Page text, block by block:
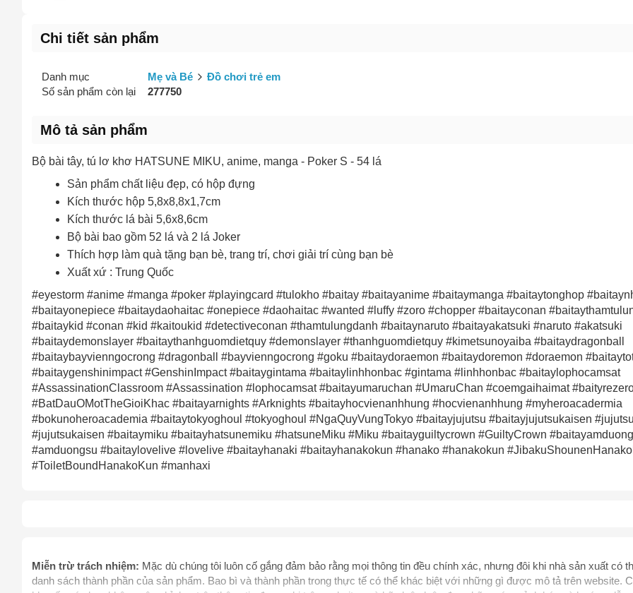
Chi tiết sản phẩm
Danh mục Mẹ và Bé
Đồ chơi trẻ em
Số sản phẩm còn lại
277750
Mô tả sản phẩm
Bộ bài tây, tú lơ khơ HATSUNE MIKU, anime, manga - Poker S - 54 lá
Sản phẩm chất liệu đẹp, có hộp đựng
Kích thước hộp 5,8x8,8x1,7cm
Kích thước lá bài 5,6x8,6cm
Bộ bài bao gồm 52 lá và 2 lá Joker
Thích hợp làm quà tặng bạn bè, trang trí, chơi giải trí cùng bạn bè
Xuất xứ : Trung Quốc
#eyestorm #anime #manga #poker #playingcard #tulokho #baitay #baitayanime #baitaymanga #baitaytonghop
#baitayonepiece #baitaydaohaitac #onepiece #daohaitac #wanted #luffy #zoro #chopper #baitayconan
#baitaykid #conan #kid #kaitoukid #detectiveconan #thamtulungdanh #baitaynaruto #baitayakatsuki #naruto #akatsuki
#baitaydemonslayer #baitaythanhguomdietquy #demonslayer #thanhguomdietquy #kimetsunoyaiba #baitaydragonball
#baitaybayvienngocrong #dragonball #bayvienngocrong #goku #baitaydoraemon #baitaydoremon #doraemon
#baitaygenshinimpact #GenshinImpact #baitaygintama #baitaylinhhonbac #gintama #linhhonbac #baitaylophocamsat
#AssassinationClassroom #Assassination #lophocamsat #baitayumaruchan #UmaruChan #coemgaihaimat
#BatDauOMotTheGioiKhac #baitayarnights #Arknights #baitayhocvienanhhung #hocvienanhhung #myheroacadermia
#bokunoheroacademia #baitaytokyoghoul #tokyoghoul #NgaQuyVungTokyo #baitayjujutsu #baitayjujutsukaisen #jujutsu
#jujutsukaisen #baitaymiku #baitayhatsunemiku #hatsuneMiku #Miku #baitayguiltycrown #GuiltyCrown
#amduongsu #baitaylovelive #lovelive #baitayhanaki #baitayhanakokun #hanako #hanakokun
#ToiletBoundHanakoKun #manhaxi
Miễn trừ trách nhiệm: Mặc dù chúng tôi luôn cố gắng đảm bảo rằng mọi thông tin đều chính xác, nhưng đôi khi nhà sản xuất có
danh sách thành phần của sản phẩm. Bao bì và thành phần trong thực tế có thể khác biệt với những gì được mô tả trên website.
Chào mừng khách hàng mới!
Tặng bạn mã làm quen
cho đơn hàng có giá trị từ
Khi mua hàng trênCHIAKI
mã.
🎁 Đừng Bỏ Lỡ! 🎁
Mã Giảm Giá Dành Riêng Cho Bạn
LẤY MÃ NGAY